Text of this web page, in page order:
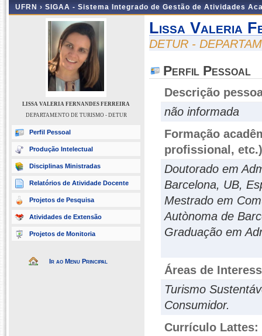
UFRN › SIGAA - Sistema Integrado de Gestão de Atividades
LISSA VALERIA FERNANDES FERREIRA
DEPARTAMENTO DE TURISMO - DETUR
Perfil Pessoal
Produção Intelectual
Disciplinas Ministradas
Relatórios de Atividade Docente
Projetos de Pesquisa
Atividades de Extensão
Projetos de Monitoria
Ir ao Menu Principal
Lissa Valeria
DETUR -
Perfil Pessoal
Descrição
não informada
Formação
profissional, etc.)
Doutorado em
Barcelona, UB,
Mestrado em
Autònoma de
Graduação em
Áreas de
Turismo
Consumidor.
Currículo Lattes: